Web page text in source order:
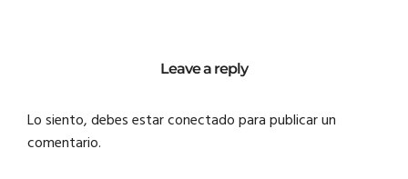
Leave a reply
Lo siento, debes estarconectadopara publicar un
comentario.